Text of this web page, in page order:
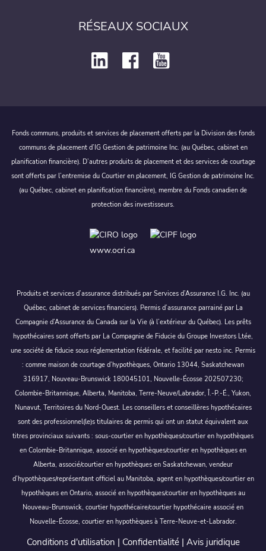
RÉSEAUX SOCIAUX
Fonds communs, produits et services de placement offerts par la Division des fonds
communs de placement d’IG Gestion de patrimoine Inc. (au Québec, cabinet en
planification financière). D’autres produits de placement et des services de courtage
sont offerts par l’entremise du Courtier en placement, IG Gestion de patrimoine Inc.
(au Québec, cabinet en planification financière), membre du Fonds canadien de
protection des investisseurs.
www.ocri.ca
Produits et services d’assurance distribués par Services d’Assurance I.G. Inc. (au
Québec, cabinet de services financiers). Permis d’assurance parrainé par La
Compagnie d’Assurance du Canada sur la Vie (à l’extérieur du Québec). Les prêts
hypothécaires sont offerts par La Compagnie de Fiducie du Groupe Investors Ltée,
une société de fiducie sous réglementation fédérale, et facilité par nesto inc. Permis
: comme maison de courtage d’hypothèques, Ontario 13044, Saskatchewan
316917, Nouveau-Brunswick 180045101, Nouvelle-Écosse 202507230;
Colombie-Britannique, Alberta, Manitoba, Terre-Neuve/Labrador, Î.-P.-É., Yukon,
Nunavut, Territoires du Nord-Ouest. Les conseillers et conseillères hypothécaires
sont des professionnel(le)s titulaires de permis qui ont un statut équivalent aux
titres provinciaux suivants : sous-courtier en hypothèques/courtier en hypothèques
en Colombie-Britannique, associé en hypothèques/courtier en hypothèques en
Alberta, associé/courtier en hypothèques en Saskatchewan, vendeur
d’hypothèques/représentant officiel au Manitoba, agent en hypothèques/courtier en
hypothèques en Ontario, associé en hypothèques/courtier en hypothèques au
Nouveau-Brunswick, courtier hypothécaire/courtier hypothécaire associé en
Nouvelle-Écosse, courtier en hypothèques à Terre-Neuve-et-Labrador.
Conditions d'utilisation | Confidentialité| Avis juridique